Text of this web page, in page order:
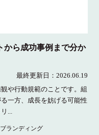
から成功事例まで分か
最終更新日： 2026.06.19
や行動規範のことです。組
一方、成長を妨げる可能性
...
ランディング